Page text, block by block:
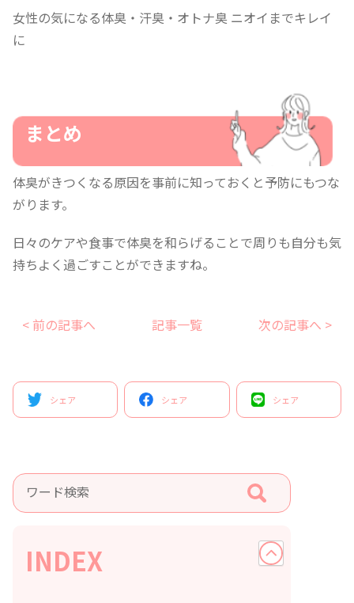
女性の気になる体臭・汗臭・オトナ臭 ニオイまでキレイ
に
まとめ
体臭がきつくなる原因を事前に知っておくと予防にもつな
がります。
日々のケアや食事で体臭を和らげることで周りも自分も気
持ちよく過ごすことができますね。
< 前の記事へ 記事一覧 次の記事へ >
シェア シェア シェア
INDEX